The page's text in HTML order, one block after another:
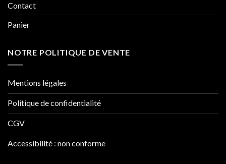
Contact
Panier
NOTRE POLITIQUE DE VENTE
Mentions légales
Politique de confidentialité
CGV
Accessibilité : non conforme